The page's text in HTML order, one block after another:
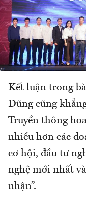
Kết luận trong
Dũng cũng
Truyền thông
nhiều hơn các
cơ hội, đầu tư
nghệ mới nhất
nhận”.